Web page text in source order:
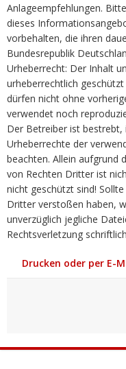
Anlageempfehlungen.
dieses
vorbehalten, die ihren
Bundesrepublik
Urheberrecht: Der Inhalt
urheberrechtlich
dürfen nicht ohne
verwendet noch
Der Betreiber ist bestrebt,
Urheberrechte der
beachten. Allein aufgrund
von Rechten Dritter ist
nicht geschützt sind!
Dritter verstoßen haben,
unverzüglich jegliche
Rechtsverletzung
Drucken oder per E-